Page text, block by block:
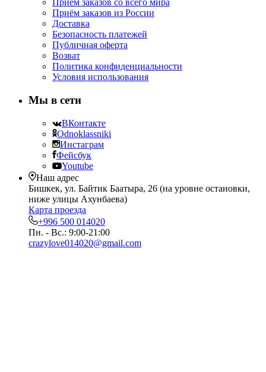
Приём заказов со всего мира
Приём заказов из России
Доставка
Безопасность платежей
Публичная оферта
Возват
Политика конфиденциальности
Условия использования
Мы в сети
ВКонтакте
Odnoklassniki
Инстаграм
Фейсбук
Youtube
Наш адрес
Бишкек, ул. Байтик Баатыра, 26 (на уровне остановки,
ниже улицы Ахунбаева)
Карта проезда
+996 500 014020
Пн. - Вс.: 9:00-21:00
crazylove014020@gmail.com